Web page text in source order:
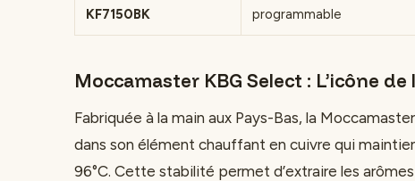
KF7150BK
programmable
Moccamaster KBG Select : L’icône
Fabriquée à la main aux Pays-Bas, la
dans son élément chauffant en cuivre qui
96°C. Cette stabilité permet d’extraire les